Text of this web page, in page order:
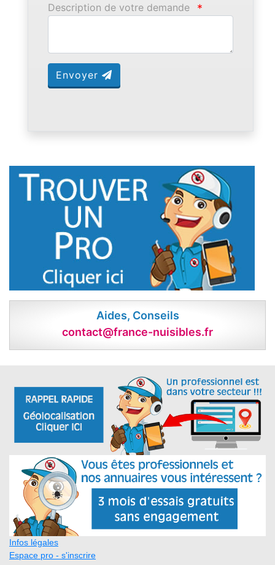
Description de votre demande *
Envoyer
Aides, Conseils
contact@france-nuisibles.fr
Infos légales
Espace pro - s'inscrire